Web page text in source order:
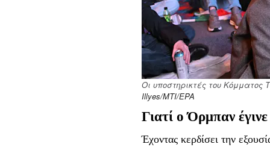
Οι υποστηρικτές του Κόμματος
Illyes/MTI/EPA
Γιατί ο Όρμπαν
Έχοντας κερδίσει την